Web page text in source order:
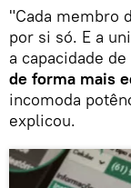
"Cada membro
por si só. E a
a capacidade
de forma mais
incomoda
explicou.